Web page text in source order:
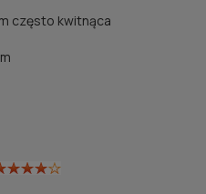
często kwitnąca